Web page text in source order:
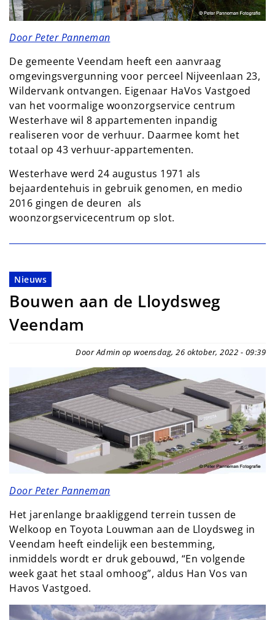
Door Peter Panneman
De gemeente Veendam heeft een aanvraag
omgevingsvergunning voor perceel Nijveenlaan 23,
Wildervank ontvangen. Eigenaar HaVos Vastgoed
van het voormalige woonzorgservice centrum
Westerhave wil 8 appartementen inpandig
realiseren voor de verhuur. Daarmee komt het
totaal op 43 verhuur-appartementen.
Westerhave werd 24 augustus 1971 als
bejaardentehuis in gebruik genomen, en medio
2016 gingen de deuren als
woonzorgservicecentrum op slot.
Nieuws
Bouwen aan de Lloydsweg
Veendam
Door Admin op woensdag, 26 oktober, 2022 - 09:39
Door Peter Panneman
Het jarenlange braakliggend terrein tussen de
Welkoop en Toyota Louwman aan de Lloydsweg in
Veendam heeft eindelijk een bestemming,
inmiddels wordt er druk gebouwd, “En volgende
week gaat het staal omhoog”, aldus Han Vos van
Havos Vastgoed.